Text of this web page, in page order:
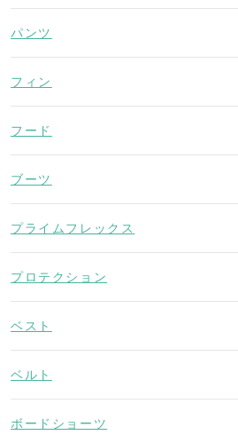
パンツ
フィン
フード
ブーツ
プライムフレックス
プロテクション
ベスト
ベルト
ボードショーツ